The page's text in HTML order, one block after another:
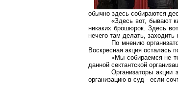
обычно здесь собираются
«Здесь вот, бывают
никаких брошюрок. Здесь
нечего там делать,
По мнению
Воскресная акция осталась
«Мы собираемся не
данной сектантской
Организаторы акции
организацию в суд - если